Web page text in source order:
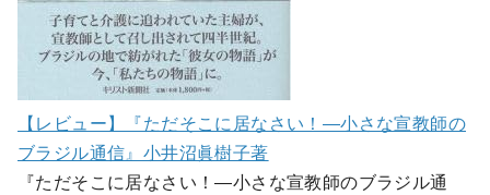
【レビュー】『ただそこに居なさい！―小さな宣教師の
ブラジル通信』小井沼眞樹子著
『ただそこに居なさい！―小さな宣教師のブラジル通